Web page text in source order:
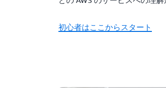
初心者はここからスタート